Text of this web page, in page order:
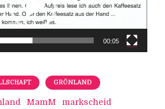
00:05
GRÖNLAND
MamM markscheid